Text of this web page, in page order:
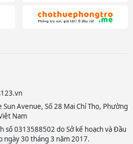
Sun Avenue, Số 28 Mai Chí Thọ, Phường
Nam
số 0313588502 do Sở kế hoạch và Đầu
ngày 30 tháng 3 năm 2017.